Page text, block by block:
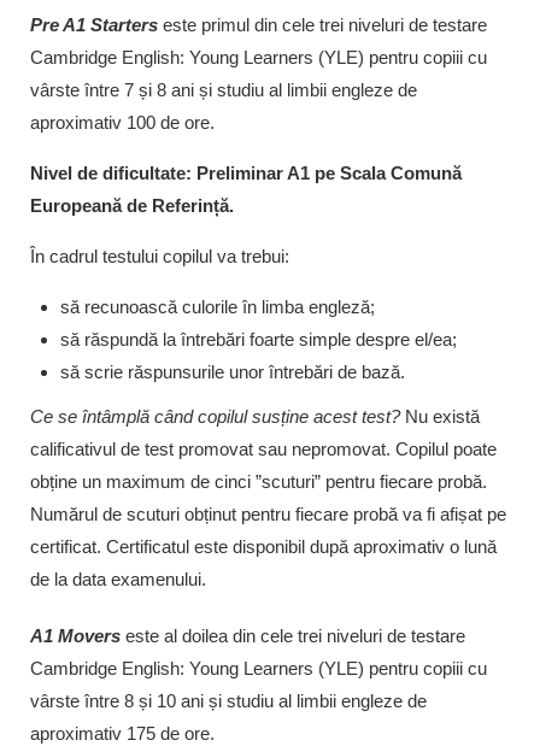
Pre A1 Starters este primul din cele trei niveluri de testare
Cambridge English: Young Learners (YLE) pentru copiii cu
vârste între 7 și 8 ani și studiu al limbii engleze de
aproximativ 100 de ore.
Nivel de dificultate: Preliminar A1 pe Scala Comună
Europeană de Referință.
În cadrul testului copilul va trebui:
să recunoască culorile în limba engleză;
să răspundă la întrebări foarte simple despre el/ea;
să scrie răspunsurile unor întrebări de bază.
Ce se întâmplă când copilul susține acest test?Nu există
calificativul de test promovat sau nepromovat. Copilul poate
obține un maximum de cinci ”scuturi” pentru fiecare probă.
Numărul de scuturi obținut pentru fiecare probă va fi afișat pe
certificat. Certificatul este disponibil după aproximativ o lună
de la data examenului.
A1 Movers este al doilea din cele trei niveluri de testare
Cambridge English: Young Learners (YLE) pentru copiii cu
vârste între 8 și 10 ani și studiu al limbii engleze de
aproximativ 175 de ore.